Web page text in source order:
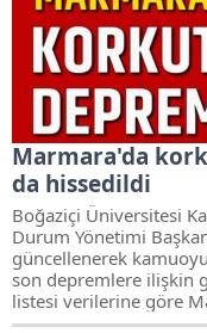
Marmara'da
da hissedildi
Boğaziçi Üniversitesi
Durum Yönetimi
güncellenerek
son depremlere ilişkin
listesi verilerine göre